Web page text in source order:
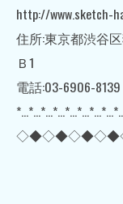
http://www.sketch-
住所:東京都渋谷
Ｂ1
電話:03-6906-8139